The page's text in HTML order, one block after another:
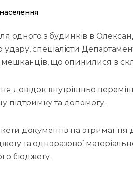
одного з будинків в
спеціалісти
що опинилися в
довідок внутрішньо
підтримку та допомогу.
документів на отримання
та одноразової
бюджету.